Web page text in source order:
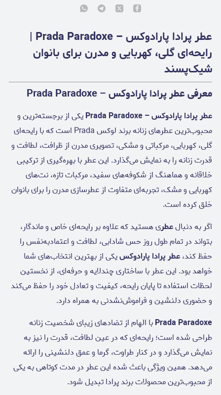
عطر پرادا پارادوکس – Prada Paradoxe |
رایحه‌ای گلی، کهربایی و مدرن برای بانوان
شیک‌پسند
معرفی عطر پرادا پارادوکس – Prada Paradoxe
عطر پرادا پارادوکس – Prada Paradoxe
یکی از برجسته‌ترین و
محبوب‌ترین عطرهای زنانه برند لوکس Prada است که با رایحه‌ای
گلی، کهربایی، مرکباتی و مشکی، تصویری مدرن از ظرافت، لطافت و
قدرت زنانه را به نمایش می‌گذارد. این عطر با بهره‌گیری از ترکیبی
خلاقانه و هماهنگ از شکوفه‌های سفید، مرکبات تازه، نت‌های
کهربایی و مشک، تجربه‌ای متفاوت از عطرسازی مدرن را برای بانوان
خلق کرده است.
اگر به دنبالعطری هستید که علاوه بر رایحه‌ای خاص و ماندگار،
بتواند در تمام طول روز حس شادابی، لطافت و اعتمادبه‌نفس را
حفظ کند،عطر پرادا پارادوکسیکی از بهترین انتخاب‌های شما
خواهد بود. این عطر با ساختاری چندلایه و حرفه‌ای، از نخستین
لحظات استفاده تا پایان رایحه، کیفیت و تعادل خود را حفظ می‌کند
و حضوری دلنشین و فراموش‌نشدنی به همراه دارد.
Prada Paradoxeبا الهام از تضادهای زیبای شخصیت زنانه
طراحی شده است؛ رایحه‌ای که در عین لطافت، قدرت را نیز به
نمایش می‌گذارد و در کنار طراوت، گرما و عمق دلنشینی را ارائه
می‌دهد. همین ویژگی باعث شده این عطر در مدت کوتاهی به یکی
از محبوب‌ترین محصولات برند پرادا تبدیل شود.